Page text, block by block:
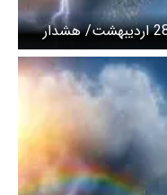
پیش بینی هوای فارس فردا دوشنبه 28 اردیبهشت/ هشدار